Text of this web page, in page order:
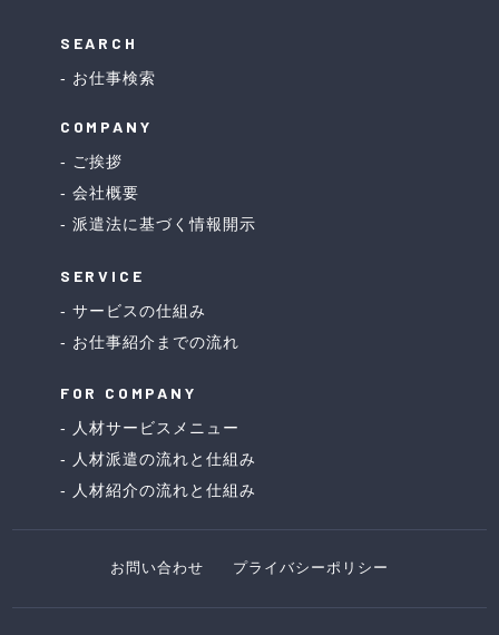
SEARCH
お仕事検索
COMPANY
ご挨拶
会社概要
派遣法に基づく情報開示
SERVICE
サービスの仕組み
お仕事紹介までの流れ
FOR COMPANY
人材サービスメニュー
人材派遣の流れと仕組み
人材紹介の流れと仕組み
お問い合わせ プライバシーポリシー